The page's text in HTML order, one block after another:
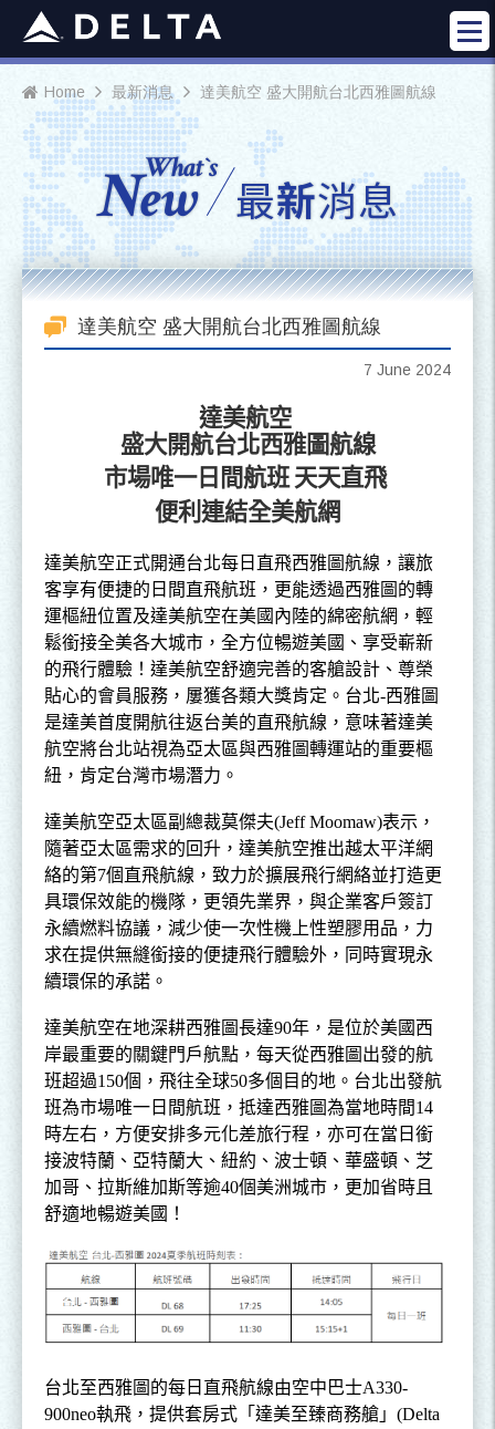
Home 最新消息 達美航空 盛大開航台北西雅圖航線
What`s
New 最新消息
達美航空 盛大開航台北西雅圖航線
7 June 2024
達美航空
盛大開航台北西雅圖航線
市場唯一日間航班 天天直飛
便利連結全美航網
達美航空正式開通台北每日直飛西雅圖航線，讓旅
客享有便捷的日間直飛航班，更能透過西雅圖的轉
運樞紐位置及達美航空在美國內陸的綿密航網，輕
鬆銜接全美各大城市，全方位暢遊美國、享受嶄新
的飛行體驗！達美航空舒適完善的客艙設計、尊榮
貼心的會員服務，屢獲各類大獎肯定。台北-西雅圖
是達美首度開航往返台美的直飛航線，意味著達美
航空將台北站視為亞太區與西雅圖轉運站的重要樞
紐，肯定台灣市場潛力 。
達美航空亞太區副總裁莫傑夫(Jeff Moomaw)表示，
隨著亞太區需求的回升，達美航空推出越太平洋網
絡的第7個直飛航線，致力於擴展飛行網絡並打造更
具環保效能的機隊，更領先業界，與企業客戶簽訂
永續燃料協議，減少使一次性機上性塑膠用品，力
求在提供無縫銜接的便捷飛行體驗外，同時實現永
續環保的承諾 。
達美航空在地深耕西雅圖長達90年，是位於美國西
岸最重要的關鍵門戶航點，每天從西雅圖出發的航
班超過150個，飛往全球50多個目的地。台北出發航
班為市場唯一日間航班，抵達西雅圖為當地時間14
時左右，方便安排多元化差旅行程，亦可在當日銜
接波特蘭、亞特蘭大、紐約、波士頓、華盛頓、芝
加哥、拉斯維加斯等逾40個美洲城市，更加省時且
舒適地暢遊美國！
台北至西雅圖的每日直飛航線由空中巴士A330-
900neo執飛，提供套房式「達美至臻商務艙」(Delta